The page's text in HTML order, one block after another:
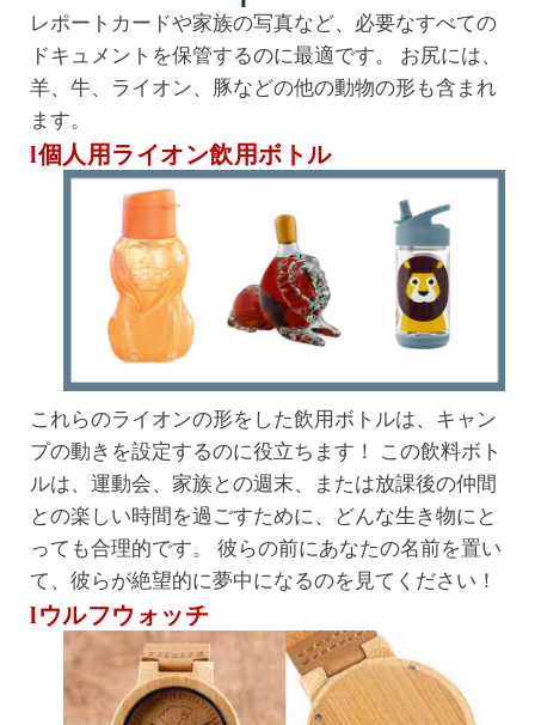
レポートカードや家族の写真など、必要なすべての
ドキュメントを保管するのに最適です。 お尻には、
羊、牛、ライオン、豚などの他の動物の形も含まれ
ます。
l個人用ライオン飲用ボトル
これらのライオンの形をした飲用ボトルは、キャン
プの動きを設定するのに役立ちます！ この飲料ボト
ルは、運動会、家族との週末、または放課後の仲間
との楽しい時間を過ごすために、どんな生き物にと
っても合理的です。 彼らの前にあなたの名前を置い
て、彼らが絶望的に夢中になるのを見てください！
lウルフウォッチ